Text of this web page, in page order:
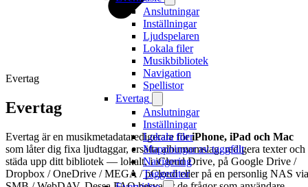
Anslutningar
Inställningar
Ljudspelaren
Lokala filer
Musikbibliotek
Navigation
Spellistor
Evertag
Anslutningar
Inställningar
Lokala filer
Mappningar av taggfält
Navigering
Taggeditor
Evertag
Evertag
Evertag är en musikmetadataredigerare föriPhone, iPad och Mac
som låter dig fixa ljudtaggar, ersätta albumomslag, redigera texter och
städa upp ditt bibliotek — lokalt, i iCloud Drive, på Google Drive /
Dropbox / OneDrive / MEGA / pCloud eller på en personlig NAS via